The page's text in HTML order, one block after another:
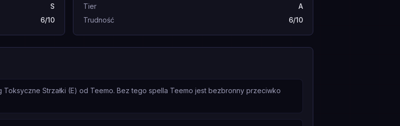
S
6/10
Tier
A
Trudność
6/10
Strzałki (E) od Teemo. Bez tego spella Teemo jest bezbronny przeciwko